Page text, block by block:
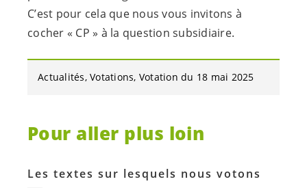
C’est pour cela que nous vous invitons à
cocher « CP » à la question subsidiaire.
Actualités Votations Votation du 18 mai 2025
Pour aller plus loin
Les textes sur lesquels nous votons